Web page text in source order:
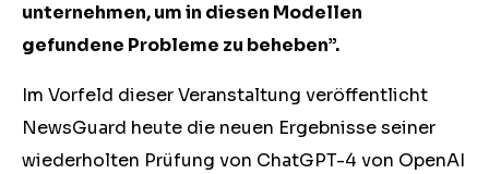
unternehmen, um in diesen Modellen
gefundene Probleme zu beheben”.
Im Vorfeld dieser Veranstaltung veröffentlicht
NewsGuard heute die neuen Ergebnisse seiner
wiederholten Prüfung von ChatGPT-4 von OpenAI